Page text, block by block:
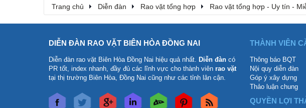
Trang chủ Diễn đàn Rao vặt tổng hợp Rao vặt tổng hợp - Uy tín -
DIỄN ĐÀN RAO VẶT BIÊN HÒA ĐỒNG NAI
Diễn đàn rao vặt Biên Hòa Đồng Nai hiệu quả nhất. Diễn đàn có
PR tốt, index nhanh, đầy đủ các lĩnh vực cho thành viên rao vặt
tại thị trường Biên Hòa, Đồng Nai cũng như các tỉnh lân cận.
THÀNH VIÊN
Thông báo BQT
Nội quy diễn đàn
Góp ý xây dựng
Thảo luận chung
QUYỀN LỢI